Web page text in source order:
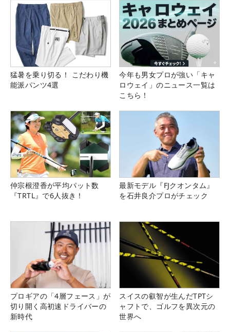
猛暑を乗り切る！ こだわり機
能派パンツ4選
今年も男女プロが強い「キャ
ロウェイ」のニュース一覧は
こちら！
仲宗根澄香が平均パット数
『TRTL』で6人抜き！
最新モデル『FJクオンタム』
を石井良介プロがチェック
プロギアの「4層フェース」が
切り開く高初速ドライバーの
新時代
スイスの叡智が生んだTPTシ
ャフトで、ゴルフを異次元の
世界へ